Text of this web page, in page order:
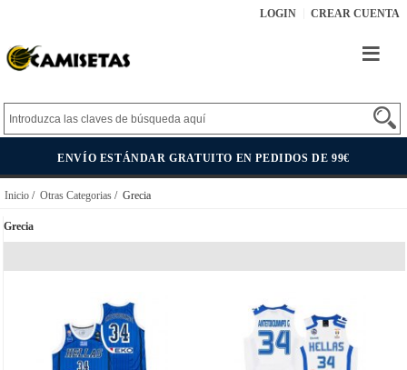
LOGIN CREAR CUENTA
ENVÍO ESTÁNDAR GRATUITO EN PEDIDOS DE 99€
Inicio / Otras Categorias / Grecia
Grecia